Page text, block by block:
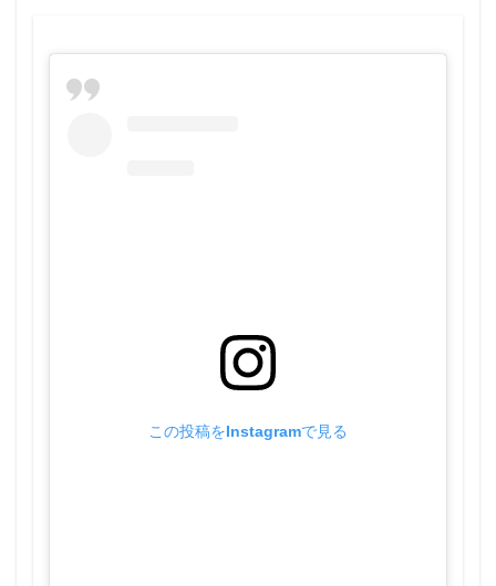
この投稿をInstagramで見る